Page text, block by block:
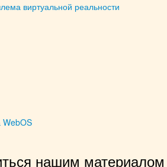
виртуальной реальности
нашим материалом